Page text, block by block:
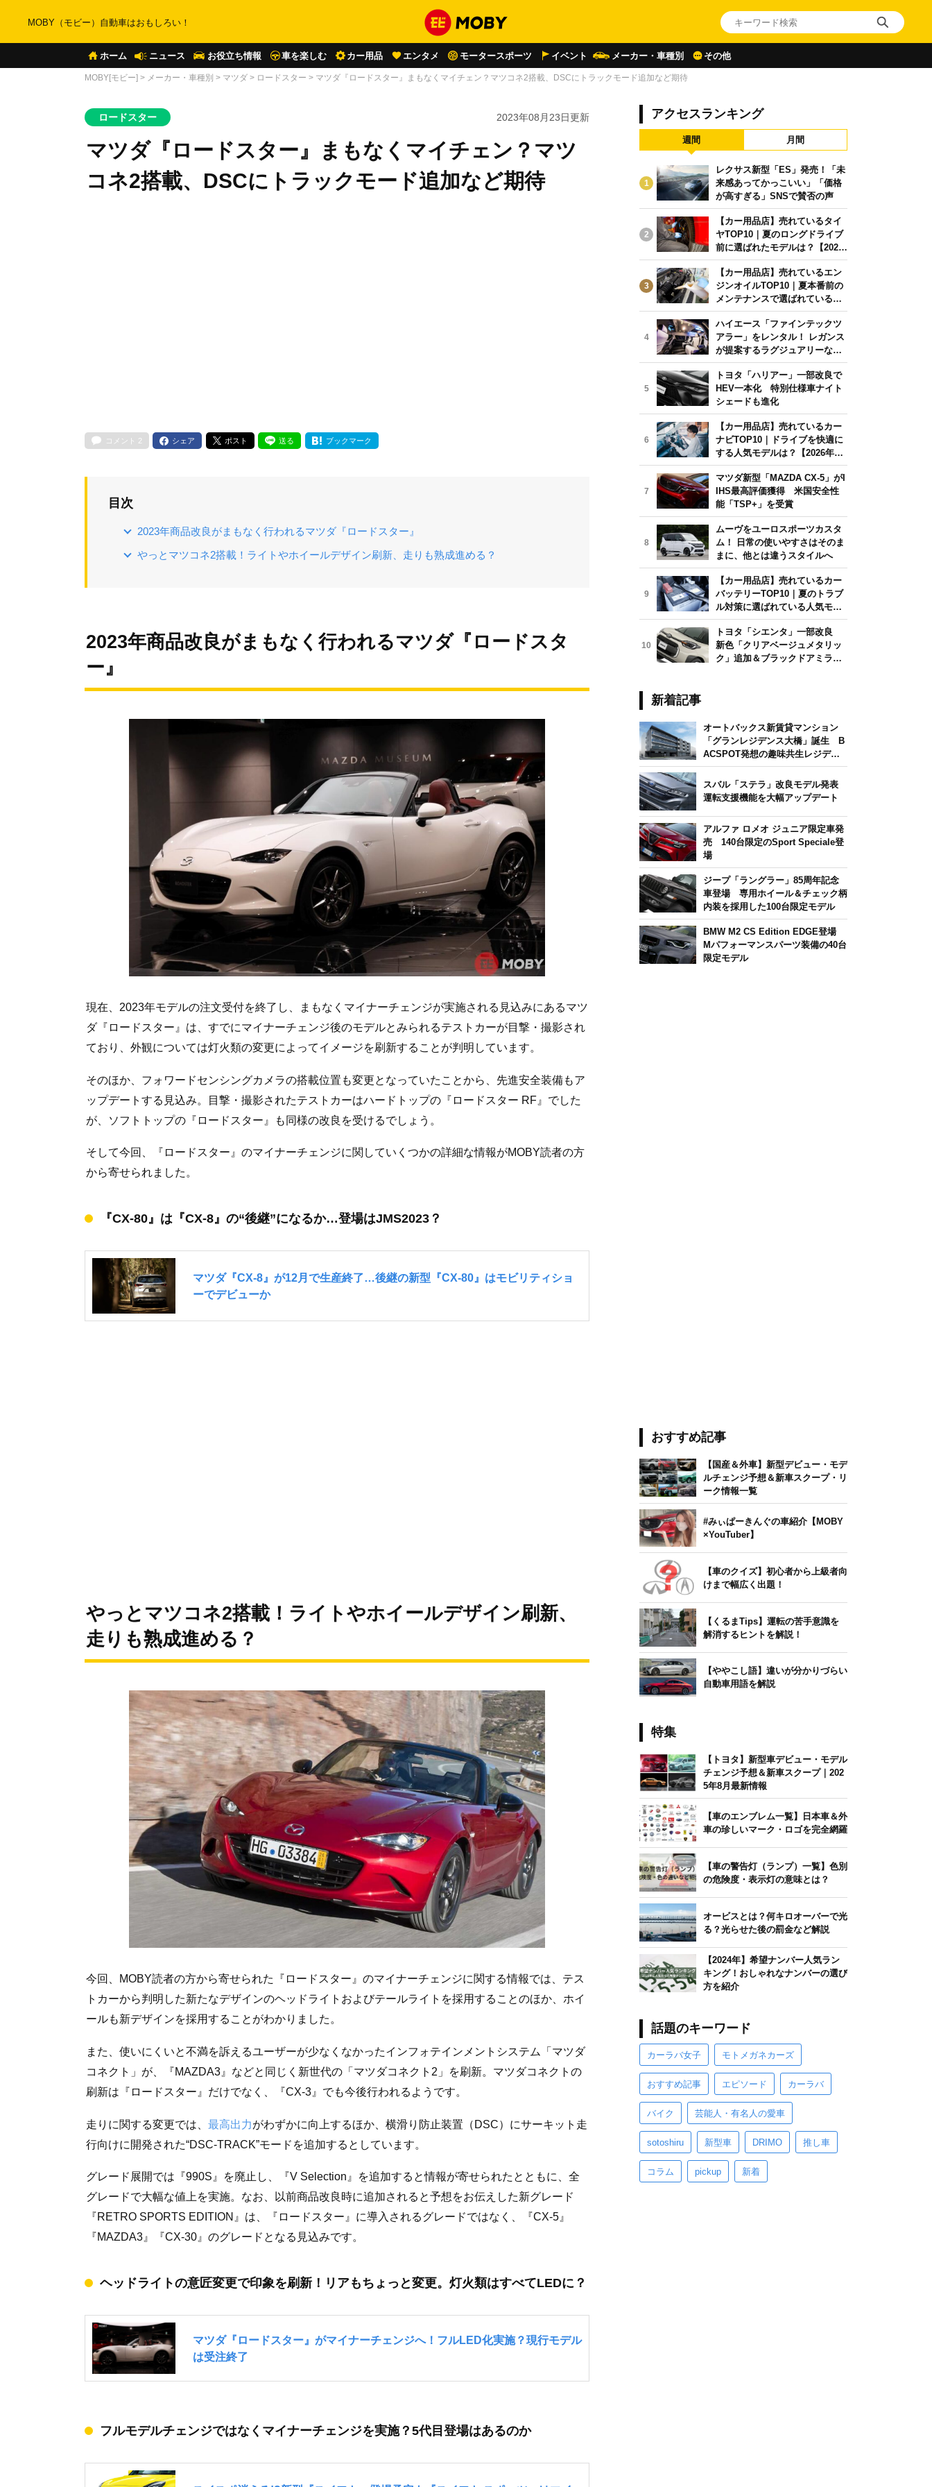
MOBY（モビー）自動車はおもしろい！
ホーム ニュース お役立ち情報 車を楽しむ カー用品 エンタメ モータースポーツ イベント メーカー・車種別 その他
MOBY[モビー] > メーカー・車種別 > マツダ > ロードスター > マツダ『ロードスター』まもなくマイチェン？マツコネ2搭載、DSCにトラックモード追加など期待
ロードスター 2023年08月23日更新
マツダ『ロードスター』まもなくマイチェン？マツ
コネ2搭載、DSCにトラックモード追加など期待
コメント 2 シェア ポスト 送る ブックマーク
目次
2023年商品改良がまもなく行われるマツダ『ロードスター』
やっとマツコネ2搭載！ライトやホイールデザイン刷新、走りも熟成進める？
2023年商品改良がまもなく行われるマツダ『ロードスタ
ー』
現在、2023年モデルの注文受付を終了し、まもなくマイナーチェンジが実施される見込みにあるマツ
ダ『ロードスター』は、すでにマイナーチェンジ後のモデルとみられるテストカーが目撃・撮影され
ており、外観については灯火類の変更によってイメージを刷新することが判明しています。
そのほか、フォワードセンシングカメラの搭載位置も変更となっていたことから、先進安全装備もア
ップデートする見込み。目撃・撮影されたテストカーはハードトップの『ロードスター RF』でした
が、ソフトトップの『ロードスター』も同様の改良を受けるでしょう。
そして今回、『ロードスター』のマイナーチェンジに関していくつかの詳細な情報がMOBY読者の方
から寄せられました。
『CX-80』は『CX-8』の“後継”になるか…登場はJMS2023？
やっとマツコネ2搭載！ライトやホイールデザイン刷新、
走りも熟成進める？
今回、MOBY読者の方から寄せられた『ロードスター』のマイナーチェンジに関する情報では、テス
トカーから判明した新たなデザインのヘッドライトおよびテールライトを採用することのほか、ホイ
ールも新デザインを採用することがわかりました。
また、使いにくいと不満を訴えるユーザーが少なくなかったインフォテインメントシステム「マツダ
コネクト」が、『MAZDA3』などと同じく新世代の「マツダコネクト2」を刷新。マツダコネクトの
刷新は『ロードスター』だけでなく、『CX-3』でも今後行われるようです。
走りに関する変更では、 最高出力がわずかに向上するほか、横滑り防止装置（DSC）にサーキット走
行向けに開発された“DSC-TRACK”モードを追加するとしています。
グレード展開では『990S』を廃止し、『V Selection』を追加すると情報が寄せられたとともに、全
グレードで大幅な値上を実施。なお、以前商品改良時に追加されると予想をお伝えした新グレード
『RETRO SPORTS EDITION』は、『ロードスター』に導入されるグレードではなく、『CX-5』
『MAZDA3』『CX-30』のグレードとなる見込みです。
ヘッドライトの意匠変更で印象を刷新！リアもちょっと変更。灯火類はすべてLEDに？
フルモデルチェンジではなくマイナーチェンジを実施？5代目登場はあるのか
アクセスランキング
週間 月間
1
レクサス新型「ES」発売！「未
来感あってかっこいい」「価格
が高すぎる」SNSで賛否の声
2
【カー用品店】売れているタイ
ヤTOP10｜夏のロングドライブ
前に選ばれたモデルは？【2026
年6月版】
3
【カー用品店】売れているエン
ジンオイルTOP10｜夏本番前の
メンテナンスで選ばれている人
気モデルは？【2026年6月版】
4
ハイエース「ファインテックツ
アラー」をレンタル！ レガンス
が提案するラグジュアリーな移
動体験
5
トヨタ「ハリアー」一部改良で
HEV一本化 特別仕様車ナイト
シェードも進化
6
【カー用品店】売れているカー
ナビTOP10｜ドライブを快適に
する人気モデルは？【2026年6
月版】
7
マツダ新型「MAZDA CX-5」がI
IHS最高評価獲得 米国安全性
能「TSP+」を受賞
8
ムーヴをユーロスポーツカスタ
ム！ 日常の使いやすさはそのま
まに、他とは違うスタイルへ
9
【カー用品店】売れているカー
バッテリーTOP10｜夏のトラブ
ル対策に選ばれている人気モデ
ルは？【2026年6月版】
10
トヨタ「シエンタ」一部改良
新色「クリアベージュメタリッ
ク」追加＆ブラックドアミラー
新着記事
オートバックス新賃貸マンション
「グランレジデンス大橋」誕生 B
ACSPOT発想の趣味共生レジデン
ス
スバル「ステラ」改良モデル発表
運転支援機能を大幅アップデート
アルファ ロメオ ジュニア限定車発
売 140台限定のSport Speciale登
場
ジープ「ラングラー」85周年記念
車登場 専用ホイール＆チェック柄
内装を採用した100台限定モデル
BMW M2 CS Edition EDGE登場
Mパフォーマンスパーツ装備の40台
限定モデル
おすすめ記事
【国産＆外車】新型デビュー・モデ
ルチェンジ予想＆新車スクープ・リ
ーク情報一覧
#みぃぱーきんぐの車紹介【MOBY
×YouTuber】
【車のクイズ】初心者から上級者向
けまで幅広く出題！
【くるまTips】運転の苦手意識を
解消するヒントを解説！
【ややこし語】違いが分かりづらい
自動車用語を解説
特集
【トヨタ】新型車デビュー・モデル
チェンジ予想＆新車スクープ｜202
5年8月最新情報
【車のエンブレム一覧】日本車＆外
車の珍しいマーク・ロゴを完全網羅
【車の警告灯（ランプ）一覧】色別
の危険度・表示灯の意味とは？
オービスとは？何キロオーバーで光
る？光らせた後の罰金など解説
【2024年】希望ナンバー人気ラン
キング！おしゃれなナンバーの選び
方を紹介
話題のキーワード
カーラバ女子 モトメガネカーズ
おすすめ記事 エピソード カーラバ
バイク 芸能人・有名人の愛車
sotoshiru 新型車 DRIMO 推し車
コラム pickup 新着